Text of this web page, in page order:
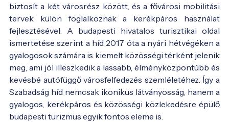
biztosít a két városrész között, és a fővárosi mobilitási
tervek külön foglalkoznak a kerékpáros használat
fejlesztésével. A budapesti hivatalos turisztikai oldal
ismertetése szerint a híd 2017 óta a nyári hétvégéken a
gyalogosok számára is kiemelt közösségi térként jelenik
meg, ami jól illeszkedik a lassabb, élményközpontúbb és
kevésbé autófüggő városfelfedezés szemléletéhez. Így a
Szabadság híd nemcsak ikonikus látványosság, hanem a
gyalogos, kerékpáros és közösségi közlekedésre épülő
budapesti turizmus egyik fontos eleme is.